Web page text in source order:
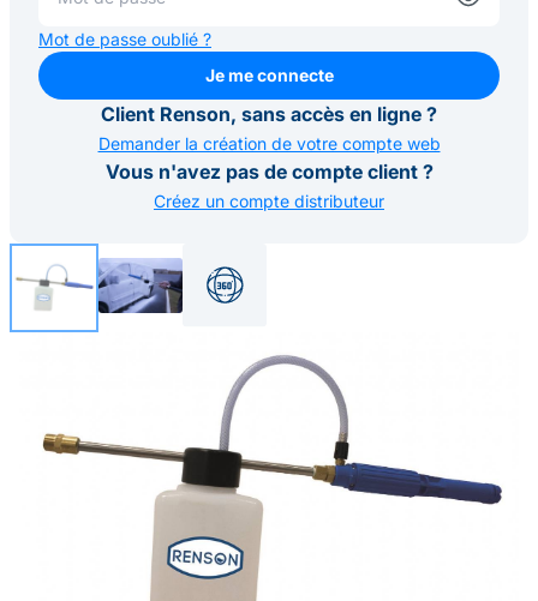
Mot de passe oublié ?
Je me connecte
Je me connecte
Client Renson, sans accès en ligne ?
Demander la création de votre compte web
Vous n'avez pas de compte client ?
Créez un compte distributeur